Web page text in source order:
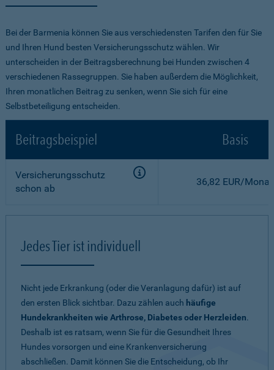
Bei der Barmenia können Sie aus verschiedensten Tarifen den für Sie
und Ihren Hund besten Versicherungsschutz wählen. Wir
unterscheiden in der Beitragsberechnung bei Hunden zwischen 4
verschiedenen Rassegruppen. Sie haben außerdem die Möglichkeit,
Ihren monatlichen Beitrag zu senken, wenn Sie sich für eine
Selbstbeteiligung entscheiden.
Beitragsbeispiel Basis
Versicherungsschutz
schon ab
36,82 EUR/Monat
Jedes Tier ist individuell
Nicht jede Erkrankung (oder die Veranlagung dafür) ist auf
den ersten Blick sichtbar. Dazu zählen auch häufige
Hundekrankheiten wie Arthrose, Diabetes oder Herzleiden.
Deshalb ist es ratsam, wenn Sie für die Gesundheit Ihres
Hundes vorsorgen und eine Krankenversicherung
abschließen. Damit können Sie die Entscheidung, ob Ihr